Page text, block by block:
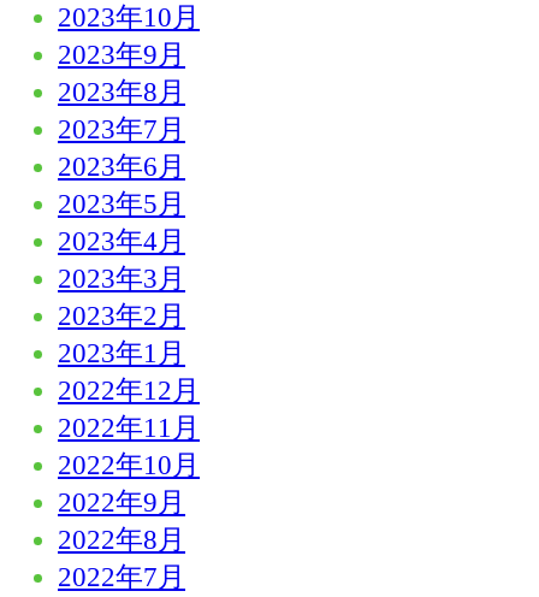
2023年10月
2023年9月
2023年8月
2023年7月
2023年6月
2023年5月
2023年4月
2023年3月
2023年2月
2023年1月
2022年12月
2022年11月
2022年10月
2022年9月
2022年8月
2022年7月